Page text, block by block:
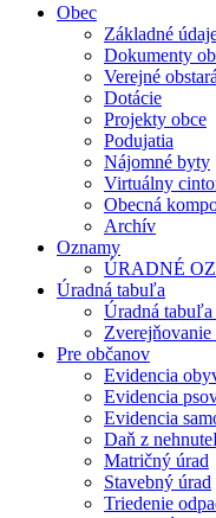
Obec
Základné
Dokumenty
Verejné
Dotácie
Projekty obce
Podujatia
Nájomné byty
Virtuálny
Obecná
Archív
Oznamy
ÚRADNÉ
Úradná tabuľa
Úradná
Pre občanov
Evidencia
Evidencia
Evidencia
Daň z
Matričný úrad
Stavebný úrad
Triedenie